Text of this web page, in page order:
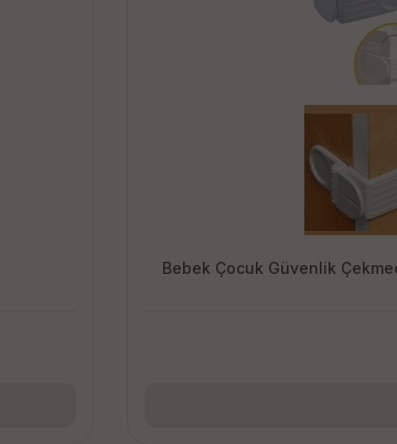
Bebek Çocuk Güvenlik